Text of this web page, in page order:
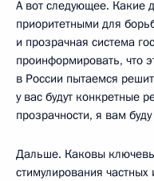
А вот следующее. Какие
приоритетными для
и прозрачная система
проинформировать, что
в России пытаемся
у вас будут конкретные
прозрачности, я вам
Дальше. Каковы
стимулирования частных